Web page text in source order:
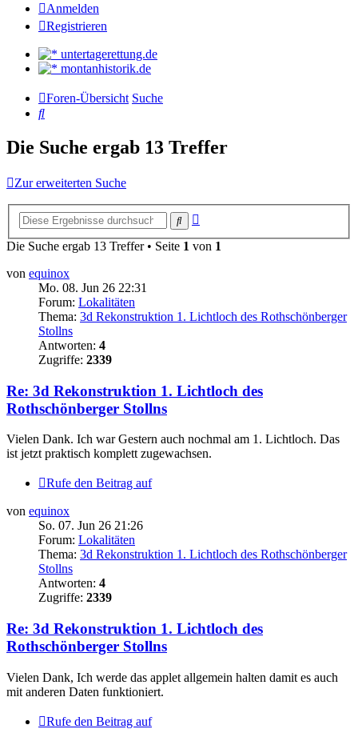
Anmelden
Registrieren
untertagerettung.de
montanhistorik.de
Foren-Übersicht Suche
Suche
Die Suche ergab 13 Treffer
Zur erweiterten Suche
Suche
Die Suche ergab 13 Treffer • Seite 1 von 1
von equinox
Mo. 08. Jun 26 22:31
Forum: Lokalitäten
Thema: 3d Rekonstruktion 1. Lichtloch des Rothschönberger
Stollns
Antworten: 4
Zugriffe: 2339
Re: 3d Rekonstruktion 1. Lichtloch des
Rothschönberger Stollns
Vielen Dank. Ich war Gestern auch nochmal am 1. Lichtloch. Das
ist jetzt praktisch komplett zugewachsen.
Rufe den Beitrag auf
von equinox
So. 07. Jun 26 21:26
Forum: Lokalitäten
Thema: 3d Rekonstruktion 1. Lichtloch des Rothschönberger
Stollns
Antworten: 4
Zugriffe: 2339
Re: 3d Rekonstruktion 1. Lichtloch des
Rothschönberger Stollns
Vielen Dank, Ich werde das applet allgemein halten damit es auch
mit anderen Daten funktioniert.
Rufe den Beitrag auf